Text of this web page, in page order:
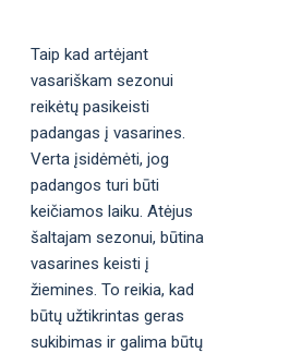
Taip kad artėjant
vasariškam sezonui
reikėtų pasikeisti
padangas į vasarines.
Verta įsidėmėti, jog
padangos turi būti
keičiamos laiku. Atėjus
šaltajam sezonui, būtina
vasarines keisti į
žiemines. To reikia, kad
būtų užtikrintas geras
sukibimas ir galima būtų